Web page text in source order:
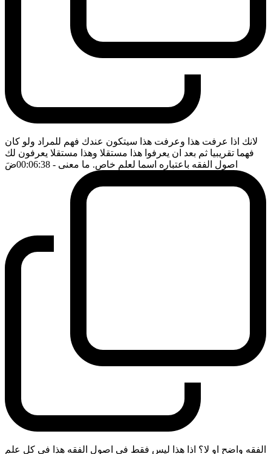
لانك اذا عرفت هذا وعرفت هذا سيتكون عندك فهم للمراد ولو كان
فهما تقريبيا ثم بعد ان يعرفوا هذا مستقلا وهذا مستقلا يعرفون لك
اصول الفقه باعتباره اسما لعلم خاص. ما معنى - 00:06:38 ضَ
الفقه واضح او لا؟ اذا هذا ليس فقط في اصول الفقه هذا في كل علم